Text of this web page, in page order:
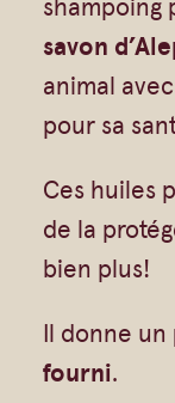
savon
animal
pour sa
Ces huiles
de la
bien plus!
Il donne un
fourni.
r
e
d
e
s
h
a
p
o